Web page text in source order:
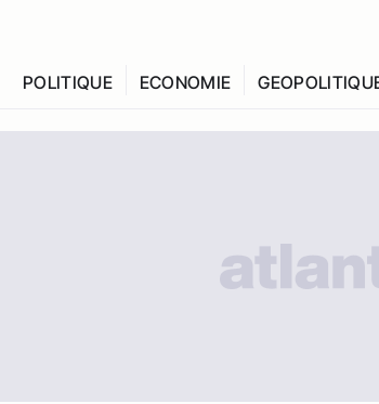
POLITIQUE ECONOMIE